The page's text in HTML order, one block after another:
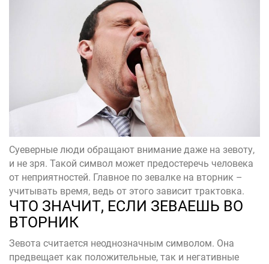
Суеверные люди обращают внимание даже на зевоту,
и не зря. Такой символ может предостеречь человека
от неприятностей. Главное по зевалке на вторник –
учитывать время, ведь от этого зависит трактовка.
ЧТО ЗНАЧИТ, ЕСЛИ ЗЕВАЕШЬ ВО
ВТОРНИК
Зевота считается неоднозначным символом. Она
предвещает как положительные, так и негативные